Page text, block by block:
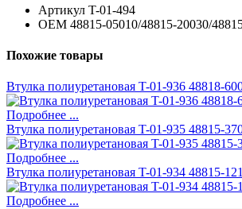
Артикул T-01-494
ОЕМ 48815-05010/48815-20030/
Похожие товары
Втулка полиуретановая T-01-936 48818-
Подробнее ...
Втулка полиуретановая T-01-935 48815-
Подробнее ...
Втулка полиуретановая T-01-934 48815-
Подробнее ...